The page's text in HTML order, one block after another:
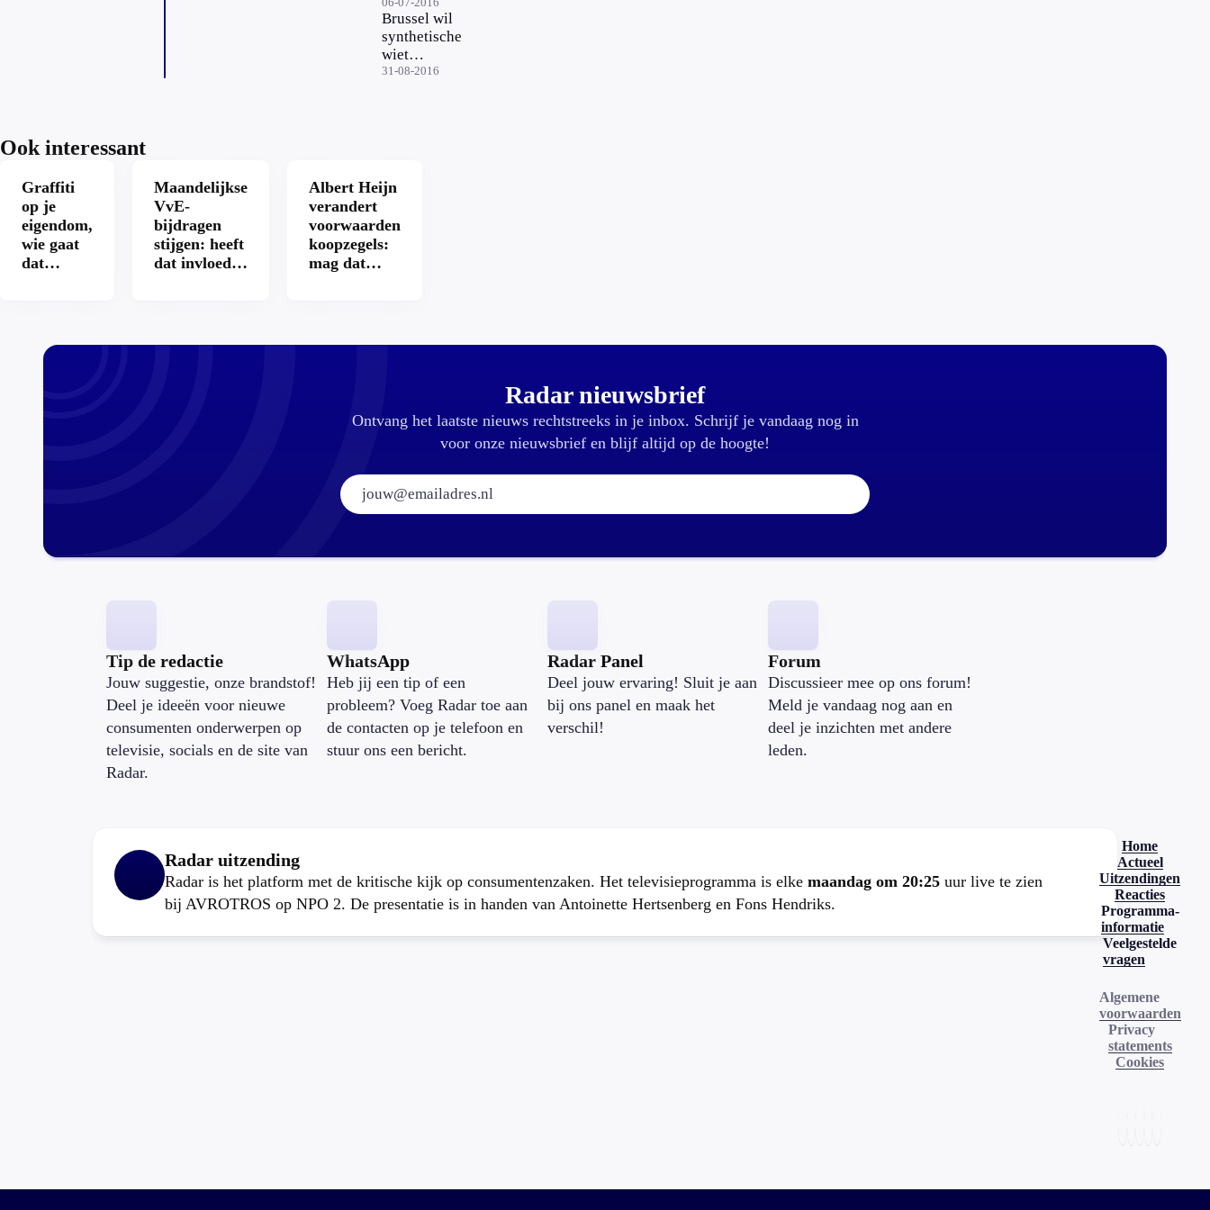
voor
jongeren
Brussel wil
synthetische
wiet
aanpakken
31-08-2016
Ook interessant
Graffiti
op je
eigendom,
wie gaat
dat
Maandelijkse
VvE-
bijdragen
stijgen: heeft
dat invloed
Albert Heijn
verandert
voorwaarden
koopzegels:
mag dat
Radar nieuwsbrief
Ontvang het laatste nieuws rechtstreeks in je inbox. Schrijf je vandaag nog in
voor onze nieuwsbrief en blijf altijd op de hoogte!
E-mailadres:
Tip de redactie
Jouw suggestie, onze brandstof!
Deel je ideeën voor nieuwe
consumenten onderwerpen op
televisie, socials en de site van
Radar.
WhatsApp
Heb jij een tip of een
probleem? Voeg Radar toe aan
de contacten op je telefoon en
stuur ons een bericht.
Radar Panel
Deel jouw ervaring! Sluit je aan
bij ons panel en maak het
verschil!
Forum
Discussieer mee op ons forum!
Meld je vandaag nog aan en
deel je inzichten met andere
leden.
Radar uitzending
Radar is het platform met de kritische kijk op consumentenzaken. Het televisieprogramma is elke maandag om 20:25 uur live te zien
bij AVROTROS op NPO 2. De presentatie is in handen van Antoinette Hertsenberg en Fons Hendriks.
Home
Actueel
Uitzendingen
Reacties
Programma-
informatie
Veelgestelde
vragen
Algemene
voorwaarden
Privacy
statements
Cookies